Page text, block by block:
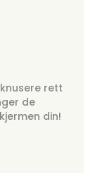
rett
de
din!